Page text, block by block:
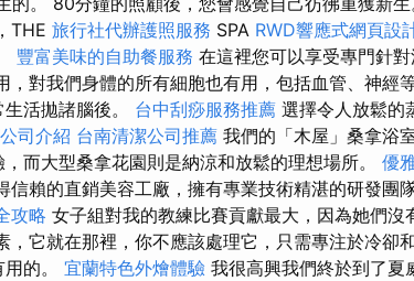
THE 旅行社代辦護照服務 SPA RWD響應式網頁設
豐富美味的自助餐服務 在這裡您可以享受專門針
對我們身體的所有細胞也有用，包括血管、神經
活拋諸腦後。 台中刮痧服務推薦 選擇令人放鬆的
司介紹 台南清潔公司推薦 我們的「木屋」桑拿浴
而大型桑拿花園則是納涼和放鬆的理想場所。 優
信賴的直銷美容工廠，擁有專業技術精湛的研發團
攻略 女子組對我的教練比賽貢獻最大，因為她們沒
，它就在那裡，你不應該處理它，只需專注於冷卻
的。 宜蘭特色外燴體驗 我很高興我們終於到了夏